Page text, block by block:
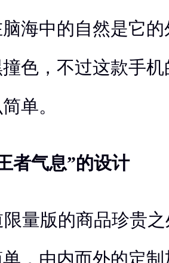
海中的自然是它
色，不过这款手
单。
者气息”的设计
量版的商品珍贵
，由内而外的定